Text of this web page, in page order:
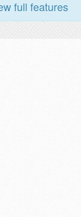
full features